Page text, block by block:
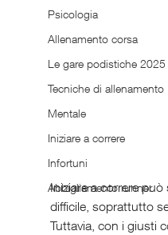
Psicologia
Allenamento corsa
Le gare podistiche 2025
Tecniche di allenamento
Mentale
Iniziare a correre
Infortuni
Abbigliamento runner
Iniziare a correre può
difficile, soprattutto
Tuttavia, con i giusti